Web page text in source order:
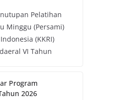
Pelatihan
Minggu (Persami)
(KKRI)
VI Tahun
Program
2026